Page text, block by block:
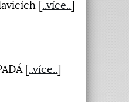
[..více..]
[..více..]